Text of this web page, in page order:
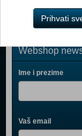
Webshop
Ime i prezime
Vaš email
Prihvati